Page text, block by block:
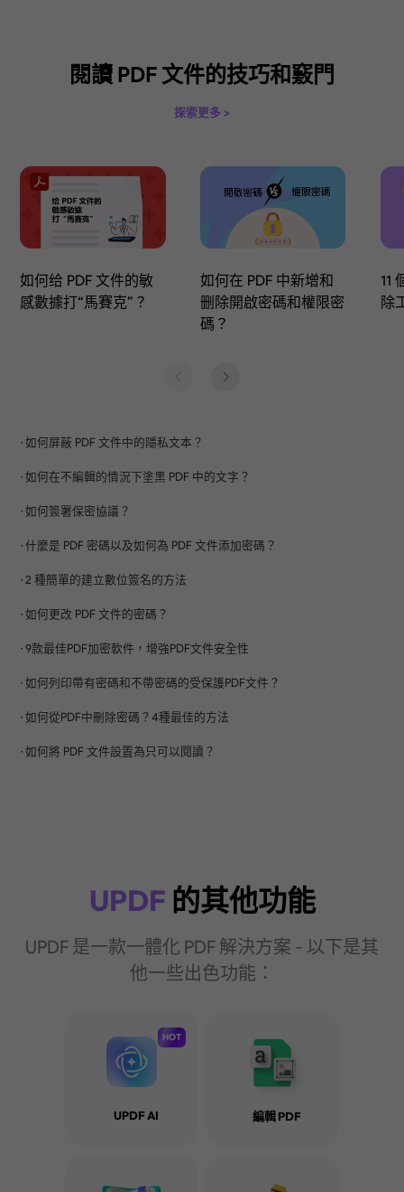
使用水印保護 PDF 文檔
為 PDF 加上浮水印，以達到版權保護、狀態
非法使用的目的。
如何給 PDF 文件添加水印
3種水印类型
新增文字、影像或 PDF 作為水印
種平鋪選項
∞
透過 AI 即時設計自訂浮水印
UPDF 的其他功能
UPDF 是一款一體化 PDF 解決方案 - 以下是其
他一些出色功能：
UPDF AI
HOT
編輯 PDF